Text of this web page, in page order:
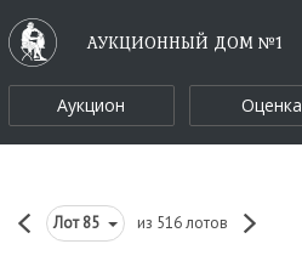
АУКЦИОННЫЙ ДОМ №1
Аукцион Оценка
Лот85 из 516 лотов